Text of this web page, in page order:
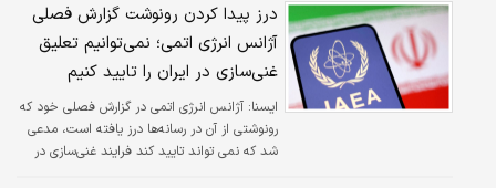
درز پیدا کردن رونوشت گزارش فصلی
آژانس انرژی اتمی؛ نمی‌توانیم تعلیق
غنی‌سازی در ایران را تایید کنیم
ايسنا: آژانس انرژی اتمی در گزارش فصلی خود که
رونوشتی از آن در رسانه‌ها درز یافته است، مدعی
شد که نمی تواند تایید کند فرایند غنی‌سازی در